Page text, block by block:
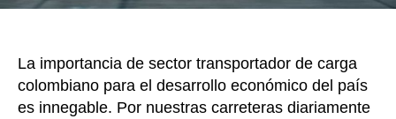
La importancia de sector transportador de carga
colombiano para el desarrollo económico del país
es innegable. Por nuestras carreteras diariamente